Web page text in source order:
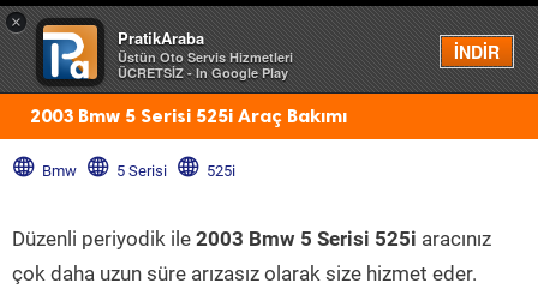
×
PratikAraba
Üstün Oto Servis Hizmetleri
ÜCRETSİZ - In Google Play
İNDİR
Menü
2003 Bmw 5 Serisi 525i Araç Bakımı
Bmw 5 Serisi 525i
Düzenli periyodik ile 2003 Bmw 5 Serisi 525i aracınız
çok daha uzun süre arızasız olarak size hizmet eder.